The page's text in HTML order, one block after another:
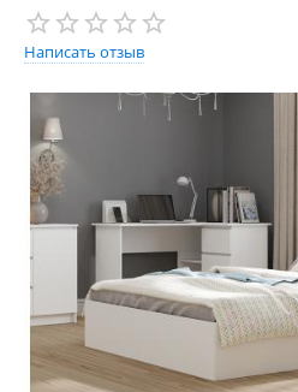
Написать отзыв